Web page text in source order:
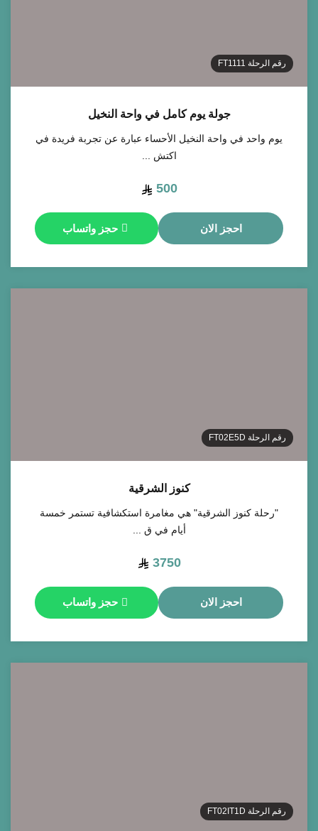
رقم الرحلة FT1111
جولة يوم كامل في واحة النخيل
يوم واحد في واحة النخيل الأحساء عبارة عن تجربة فريدة في
اكتش ...
500
احجز الان حجز واتساب
رقم الرحلة FT02E5D
كنوز الشرقية
"رحلة كنوز الشرقية" هي مغامرة استكشافية تستمر خمسة
أيام في ق ...
3750
احجز الان حجز واتساب
رقم الرحلة FT02IT1D